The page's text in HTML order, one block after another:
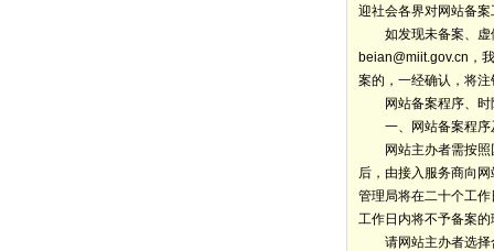
迎社会各界对网站备
如发现未备案、虚
beian@miit.gov.cn ，
案的，一经确认，将
网站备案程序、时
一、网站备案程序
网站主办者需按照国
后，由接入服务商向
管理局将在二十个工
工作日内将不予备案
请网站主办者选择合